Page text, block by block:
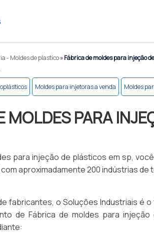
- Moldes de plastico»Fábrica de moldes para injeção
Moldes para injetoras a venda Moldes
MOLDES PARA
para injeção de plásticos em sp,
aproximadamente 200 indústrias de
fabricantes, o Soluções Industriais é
de Fábrica de moldes para